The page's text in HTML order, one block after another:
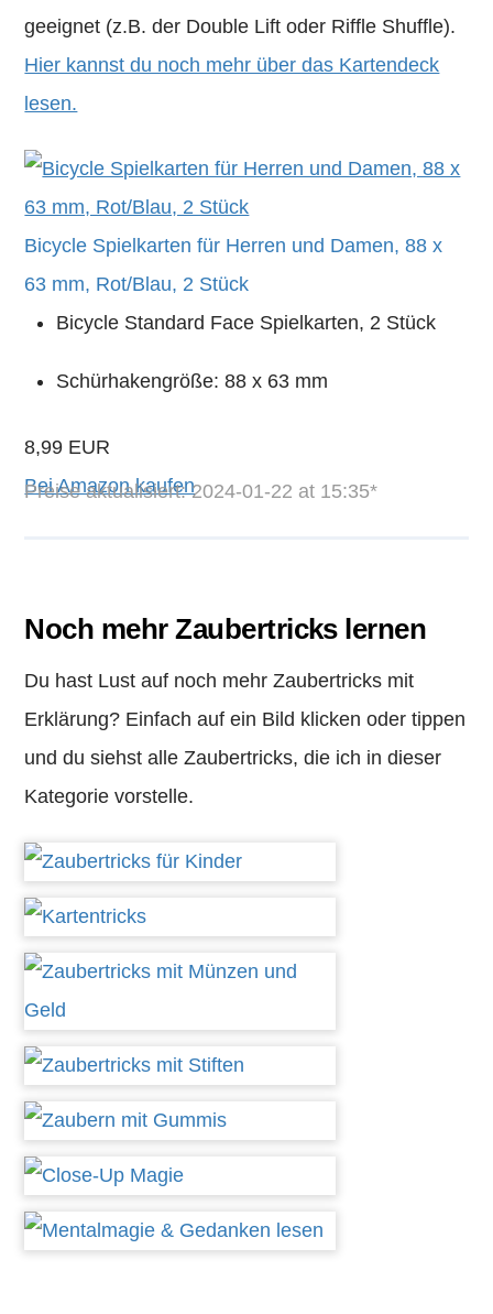
geeignet (z.B. der Double Lift oder Riffle Shuffle).
Hier kannst du noch mehr über das Kartendeck
lesen.
Bicycle Spielkarten für Herren und Damen, 88 x
63 mm, Rot/Blau, 2 Stück
Bicycle Standard Face Spielkarten, 2 Stück
Schürhakengröße: 88 x 63 mm
8,99 EUR
Bei Amazon kaufen
Preise aktualisiert: 2024-01-22 at 15:35*
Noch mehr Zaubertricks lernen
Du hast Lust auf noch mehr Zaubertricks mit
Erklärung? Einfach auf ein Bild klicken oder tippen
und du siehst alle Zaubertricks, die ich in dieser
Kategorie vorstelle.